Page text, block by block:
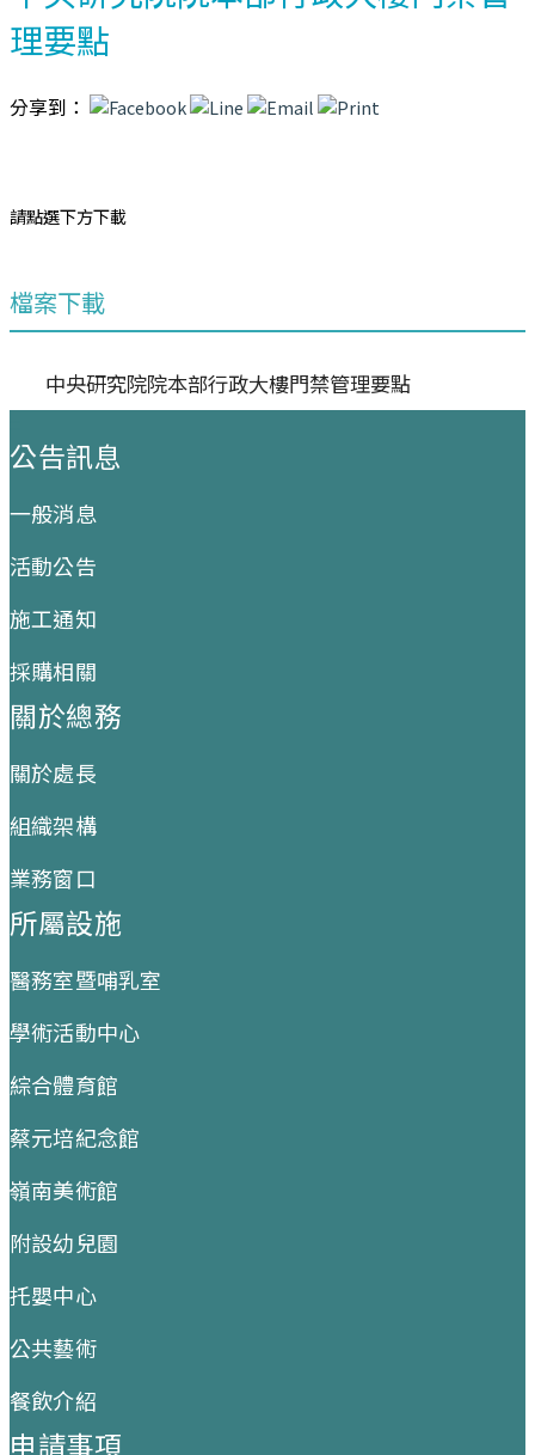
理要點
分享到：
請點選下方下載
檔案下載
中央研究院院本部行政大樓門禁管理要點
公告訊息
一般消息
活動公告
施工通知
採購相關
關於總務
關於處長
組織架構
業務窗口
所屬設施
醫務室暨哺乳室
學術活動中心
綜合體育館
蔡元培紀念館
嶺南美術館
附設幼兒園
托嬰中心
公共藝術
餐飲介紹
申請事項